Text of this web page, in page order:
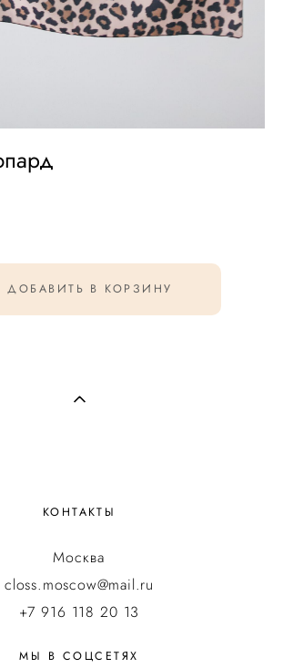
ДОБАВИТЬ В КОРЗИНУ
КОНТАКТЫ
Москва
closs.moscow@mail.ru
+7 916 118 20 13
МЫ В СОЦСЕТЯХ